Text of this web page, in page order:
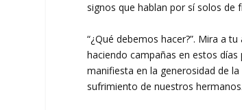
signos que hablan por sí solos de
“¿Qué debemos hacer?”. Mira a
haciendo campañas en estos
manifiesta en la generosidad de
sufrimiento de nuestros hermanos.